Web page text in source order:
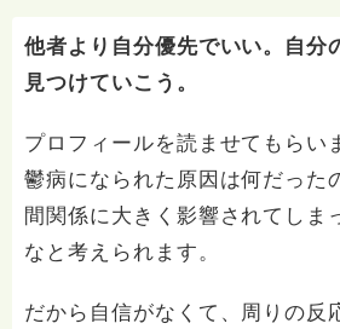
他者より自分優先でいい。自分
見つけていこう。
プロフィールを読ませてもらい
鬱病になられた原因は何だった
間関係に大きく影響されてしま
なと考えられます。
だから自信がなくて、周りの反